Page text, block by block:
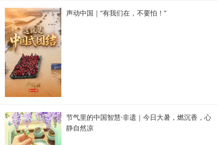
声动中国｜“有我们在，不要怕！”
节气里的中国智慧·非遗｜今日大暑，燃沉香，心
静自然凉